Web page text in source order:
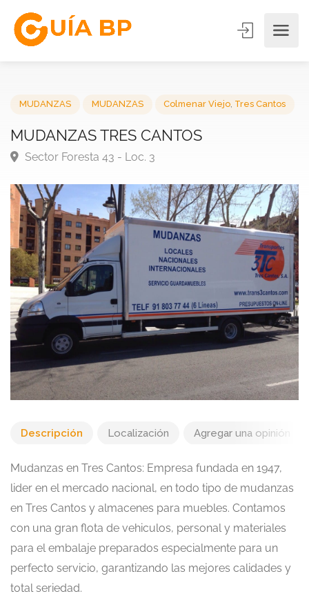
MUDANZAS TRES CANTOS
Descripción Localización Agregar una opinión
Mudanzas en Tres Cantos: Empresa fundada en 1947,
lider en el mercado nacional, en todo tipo de mudanzas
en Tres Cantos y almacenes para muebles. Contamos
con una gran flota de vehiculos, personal y materiales
para el embalaje preparados especialmente para un
perfecto servicio, garantizando las mejores calidades y
total seriedad.